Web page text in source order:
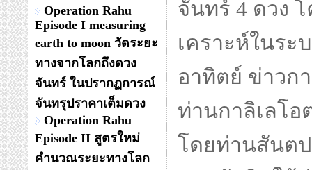
Operation Rahu
Episode I measuring
earth to moon วัดระยะ
ทางจากโลกถึงดวง
จันทร์ ในปรากฏการณ์
จันทรุปราคาเต็มดวง
Operation Rahu
Episode II สูตรใหม่
คำนวณระยะทางโลก
จันทร์ 4 ดวง
เคราะห์ในระ
อาทิตย์ ข่าวก
ท่านกาลิเลโ
โดยท่านสันต